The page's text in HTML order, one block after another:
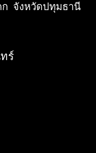
ก จังหวัดปทุมธานี
ร์